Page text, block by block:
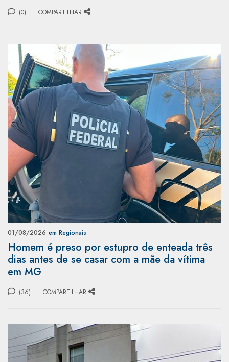
(0) COMPARTILHAR
01/08/2026 em Regionais
Homem é preso por estupro de enteada três
dias antes de se casar com a mãe da vítima
em MG
(36) COMPARTILHAR